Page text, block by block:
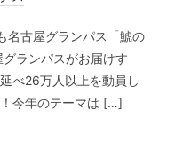
名古屋グランパス「鯱の
ランパスがお届けす
べ26万人以上を動員し
今年のテーマは […]